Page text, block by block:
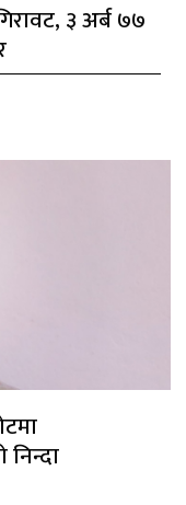
३ अर्ब ७७